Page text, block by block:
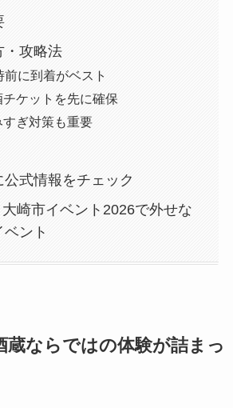
・攻略法
に到着がベスト
ケットを先に確保
ぎ対策も重要
公式情報をチェック
崎市イベント2026で外せな
ント
蔵ならではの体験が詰まっ